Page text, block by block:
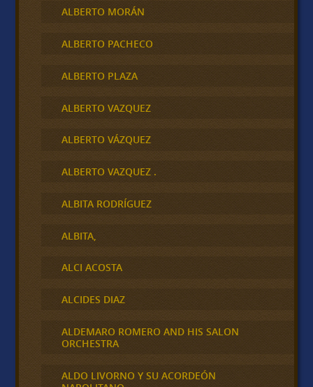
ALBERTO MORÁN
ALBERTO PACHECO
ALBERTO PLAZA
ALBERTO VAZQUEZ
ALBERTO VÁZQUEZ
ALBERTO VAZQUEZ .
ALBITA RODRÍGUEZ
ALBITA,
ALCI ACOSTA
ALCIDES DIAZ
ALDEMARO ROMERO AND HIS SALON
ORCHESTRA
ALDO LIVORNO Y SU ACORDEÓN